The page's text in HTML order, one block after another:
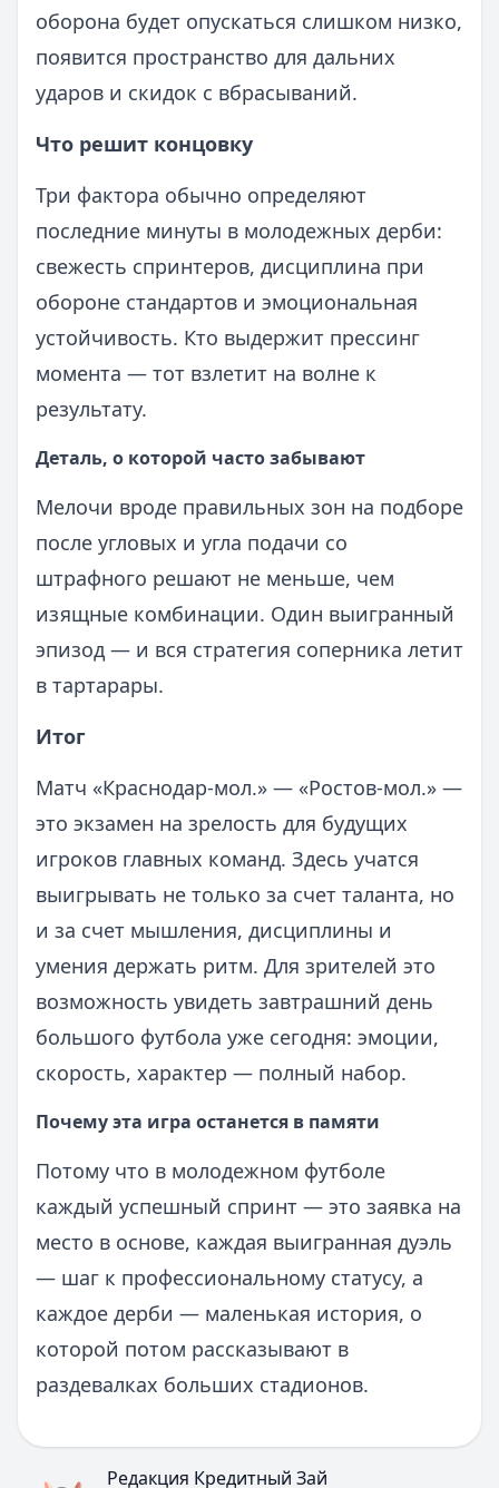
оборона будет опускаться слишком низко,
появится пространство для дальних
ударов и скидок с вбрасываний.
Что решит концовку
Три фактора обычно определяют
последние минуты в молодежных дерби:
свежесть спринтеров, дисциплина при
обороне стандартов и эмоциональная
устойчивость. Кто выдержит прессинг
момента — тот взлетит на волне к
результату.
Деталь, о которой часто забывают
Мелочи вроде правильных зон на подборе
после угловых и угла подачи со
штрафного решают не меньше, чем
изящные комбинации. Один выигранный
эпизод — и вся стратегия соперника летит
в тартарары.
Итог
Матч «Краснодар-мол.» — «Ростов-мол.» —
это экзамен на зрелость для будущих
игроков главных команд. Здесь учатся
выигрывать не только за счет таланта, но
и за счет мышления, дисциплины и
умения держать ритм. Для зрителей это
возможность увидеть завтрашний день
большого футбола уже сегодня: эмоции,
скорость, характер — полный набор.
Почему эта игра останется в памяти
Потому что в молодежном футболе
каждый успешный спринт — это заявка на
место в основе, каждая выигранная дуэль
— шаг к профессиональному статусу, а
каждое дерби — маленькая история, о
которой потом рассказывают в
раздевалках больших стадионов.
Редакция Кредитный Зай